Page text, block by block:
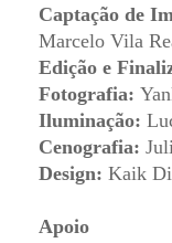
Captação de
Marcelo Vila
Edição e
Fotografia:
Iluminação:
Cenografia:
Design: Kaik
Apoio